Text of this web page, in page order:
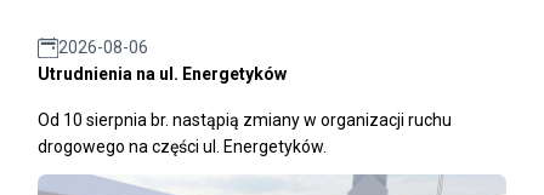
2026-08-06
Utrudnienia na ul. Energetyków
Od 10 sierpnia br. nastąpią zmiany w organizacji ruchu
drogowego na części ul. Energetyków.